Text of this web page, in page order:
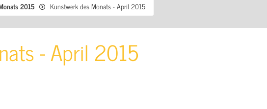
2015 Kunstwerk des Monats - April 2015
- April 2015